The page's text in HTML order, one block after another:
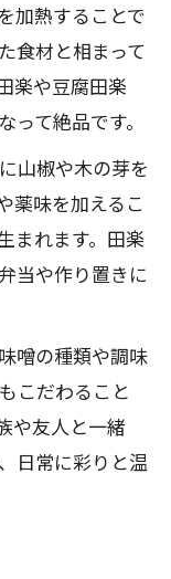
加熱することで
食材と相まって
楽や豆腐田楽
て絶品です。
山椒や木の芽を
薬味を加えるこ
まれます。田楽
当や作り置きに
噌の種類や調味
こだわること
や友人と一緒
日常に彩りと温